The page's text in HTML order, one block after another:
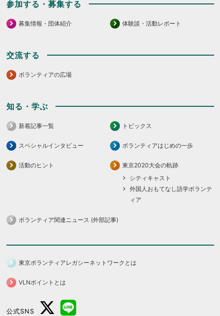
参加する・募集する
募集情報・団体紹介 体験談・活動レポート
交流する
ボランティアの広場
知る・学ぶ
新着記事一覧 トピックス
スペシャルインタビュー ボランティアはじめの一歩
活動のヒント
東京2020大会の軌跡
シティキャスト
外国人おもてなし語学ボランテ
ィア
ボランティア関連ニュース (外部記事)
東京ボランティアレガシーネットワークとは
VLNポイントとは
公式SNS